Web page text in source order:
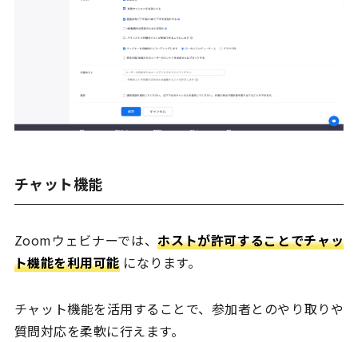
チャット機能
Zoomウェビナーでは、ホストが許可することでチャッ
ト機能を利用可能 になります。
チャット機能を活用することで、参加者とのやり取りや
質問対応を柔軟に行えます。